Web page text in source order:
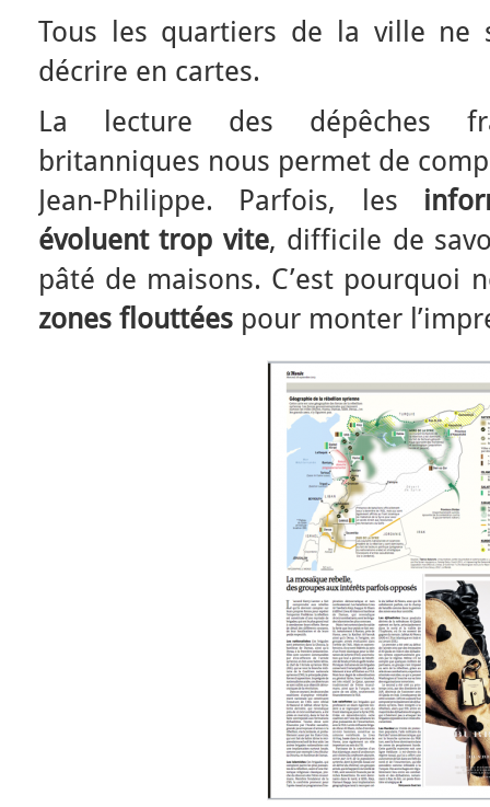
Tous les quartiers de la ville ne
décrire en cartes.
La lecture des dépêches
britanniques nous permet de
Jean-Philippe. Parfois, les
évoluent trop vite, difficile de
pâté de maisons. C’est pourquoi
zones flouttées pour monter